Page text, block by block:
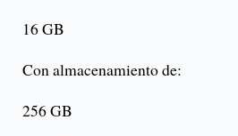
16 GB
Con almacenamiento de:
256 GB